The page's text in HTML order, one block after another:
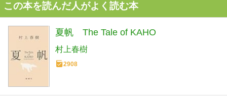
この本を読んだ人がよく読む本
夏帆 The Tale of KAHO
村上春樹
2908